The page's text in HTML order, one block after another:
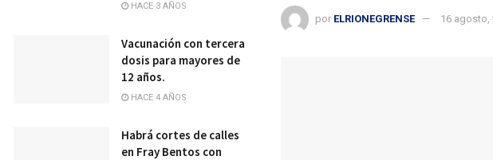
por ELRIONEGRENSE 16 agosto,
HACE 3 AÑOS
Vacunación con tercera
dosis para mayores de
12 años.
HACE 4 AÑOS
Habrá cortes de calles
en Fray Bentos con